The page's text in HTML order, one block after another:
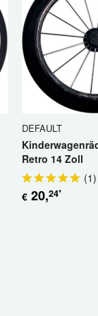
DEFAULT
Retro 14 Zoll
(1)
€ 20,24*